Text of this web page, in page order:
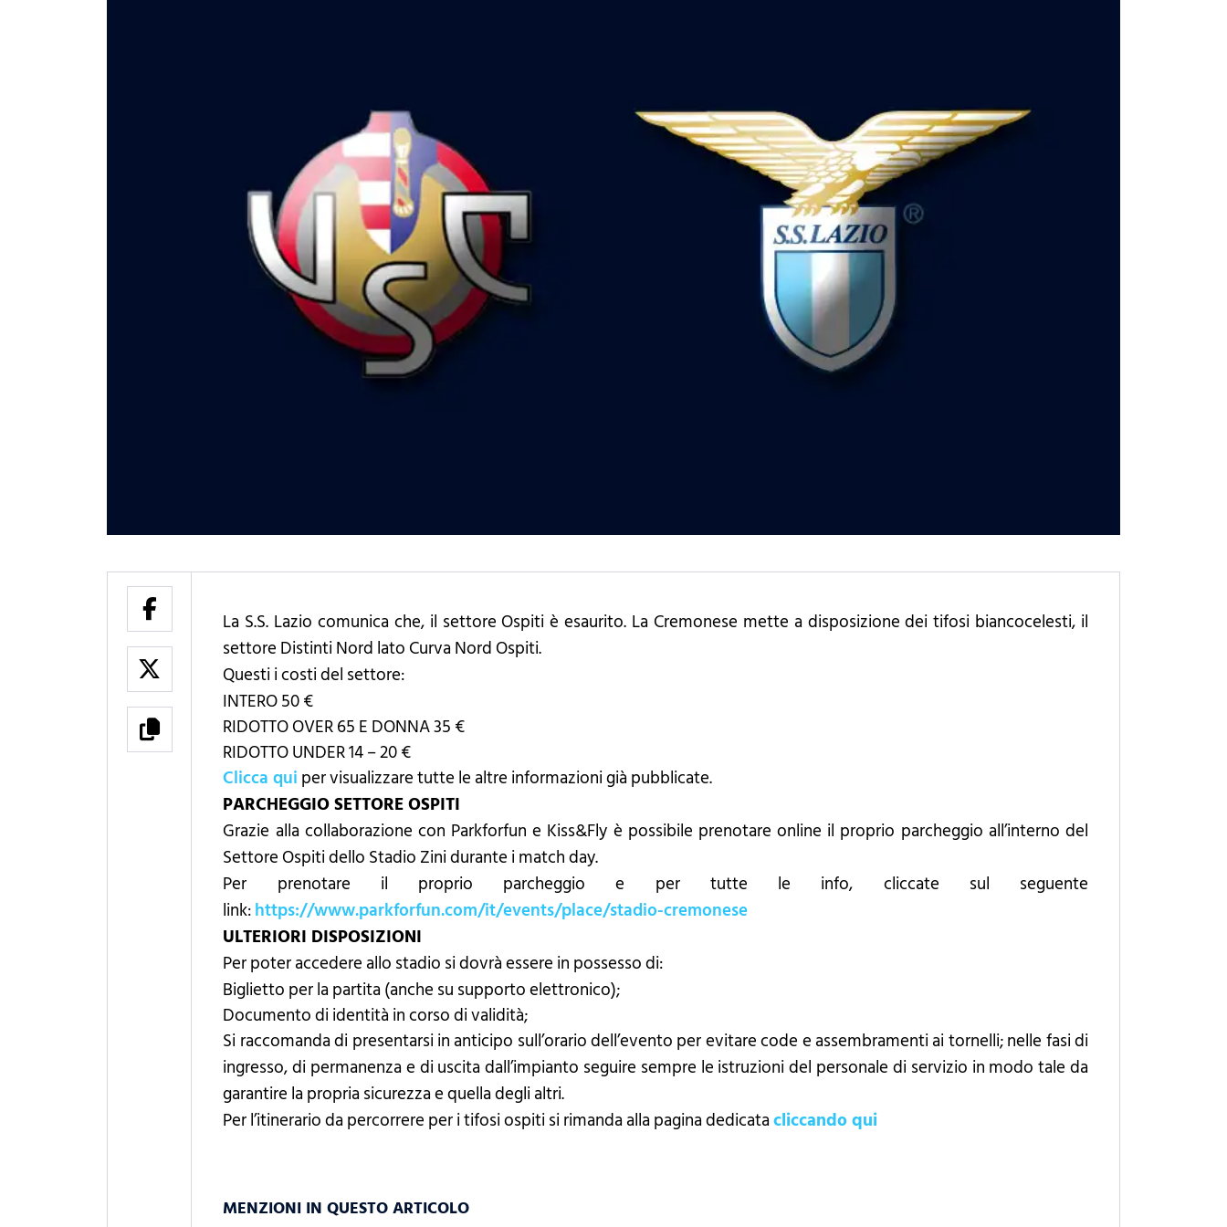
La S.S. Lazio comunica che, il settore Ospiti è esaurito. La Cremonese mette a disposizione dei tifosi biancocelesti, il
settore Distinti Nord lato Curva Nord Ospiti.
Questi i costi del settore:
INTERO 50 €
RIDOTTO OVER 65 E DONNA 35 €
RIDOTTO UNDER 14 – 20 €
Clicca qui per visualizzare tutte le altre informazioni già pubblicate.
PARCHEGGIO SETTORE OSPITI
Grazie alla collaborazione con Parkforfun e Kiss&Fly è possibile prenotare online il proprio parcheggio all’interno del
Settore Ospiti dello Stadio Zini durante i match day.
Per prenotare il proprio parcheggio e per tutte le info, cliccate sul seguente
link:https://www.parkforfun.com/it/events/place/stadio-cremonese
ULTERIORI DISPOSIZIONI
Per poter accedere allo stadio si dovrà essere in possesso di:
Biglietto per la partita (anche su supporto elettronico);
Documento di identità in corso di validità;
Si raccomanda di presentarsi in anticipo sull’orario dell’evento per evitare code e assembramenti ai tornelli; nelle fasi di
ingresso, di permanenza e di uscita dall’impianto seguire sempre le istruzioni del personale di servizio in modo tale da
garantire la propria sicurezza e quella degli altri.
Per l’itinerario da percorrere per i tifosi ospiti si rimanda alla pagina dedicatacliccando qui
MENZIONI IN QUESTO ARTICOLO